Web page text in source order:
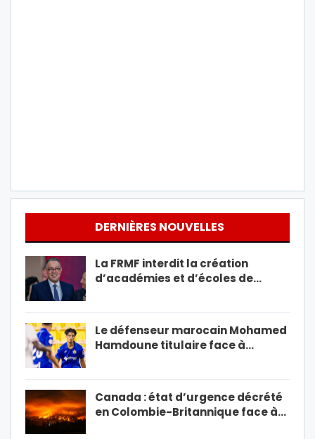
DERNIÈRES NOUVELLES
La FRMF interdit la création
d’académies et d’écoles de…
Le défenseur marocain Mohamed
Hamdoune titulaire face à…
Canada : état d’urgence décrété
en Colombie-Britannique face à…